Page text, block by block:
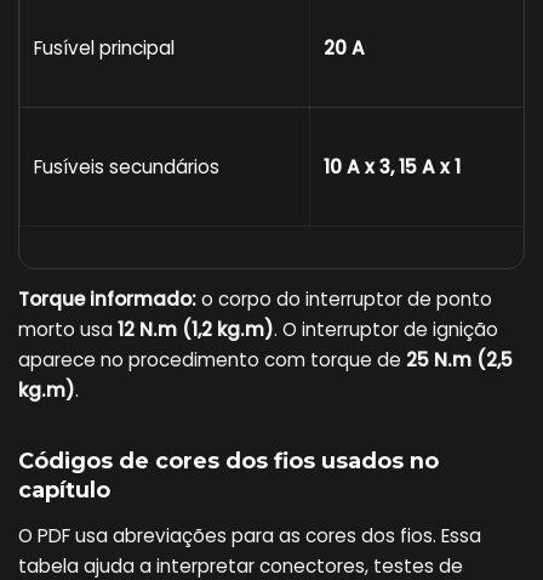
Fusível principal 20 A
Fusíveis secundários 10 A x 3, 15 A x 1
Torque informado:o corpo do interruptor de ponto
morto usa12 N.m (1,2 kg.m). O interruptor de ignição
aparece no procedimento com torque de 25 N.m (2,5
kg.m).
Códigos de cores dos fios usados no
capítulo
O PDF usa abreviações para as cores dos fios. Essa
tabela ajuda a interpretar conectores, testes de